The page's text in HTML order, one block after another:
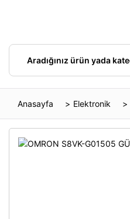
Anasayfa Elektronik